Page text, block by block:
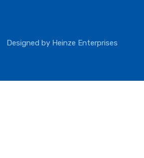
Designed by Heinze Enterprises